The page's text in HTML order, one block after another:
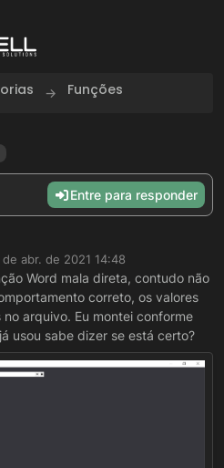
Funções
Entre para responder
de abr. de 2021 14:48
Word mala direta, contudo não
correto, os valores
arquivo. Eu montei conforme
usou sabe dizer se está certo?